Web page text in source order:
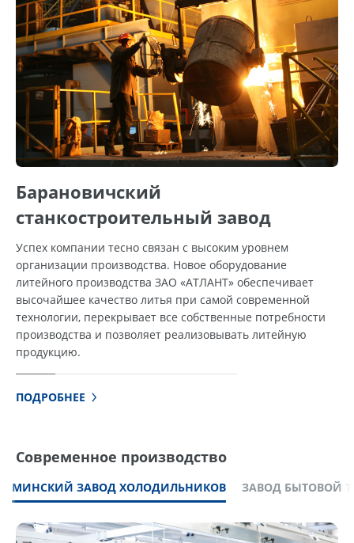
Барановичский
станкостроительный завод
Успех компании тесно связан с высоким уровнем
организации производства. Новое оборудование
литейного производства ЗАО «АТЛАНТ» обеспечивает
высочайшее качество литья при самой современной
технологии, перекрывает все собственные потребности
производства и позволяет реализовывать литейную
продукцию.
ПОДРОБНЕЕ
Современное производство
МИНСКИЙ ЗАВОД ХОЛОДИЛЬНИКОВ ЗАВОД БЫТОВОЙ